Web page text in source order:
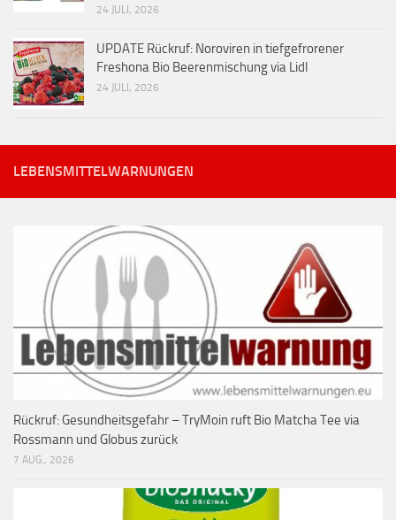
24 JULI, 2026
UPDATE Rückruf: Noroviren in tiefgefrorener
Freshona Bio Beerenmischung via Lidl
24 JULI, 2026
LEBENSMITTELWARNUNGEN
Rückruf: Gesundheitsgefahr – TryMoin ruft Bio Matcha Tee via
Rossmann und Globus zurück
7 AUG., 2026